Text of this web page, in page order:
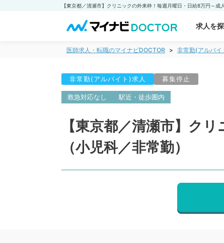
求人を
医師求人・転職のマイナビDOCTOR 非常勤(アルバイ
非常勤(アルバイト)求人 募集停止
救急対応なし 駅近・徒歩圏内
【東京都／清瀬市】ク
（小児科／非常勤）